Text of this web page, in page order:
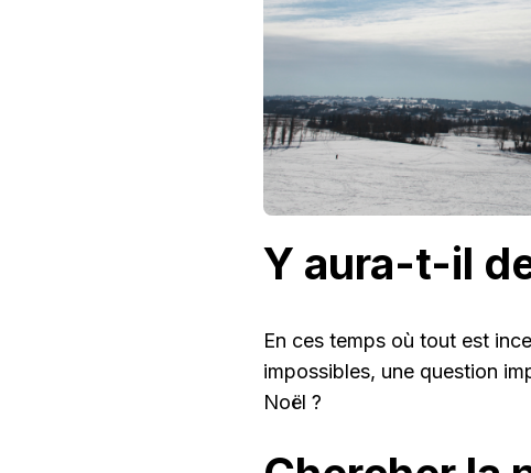
Y aura-t-il
En ces temps où tout est
impossibles, une question
Noël ?